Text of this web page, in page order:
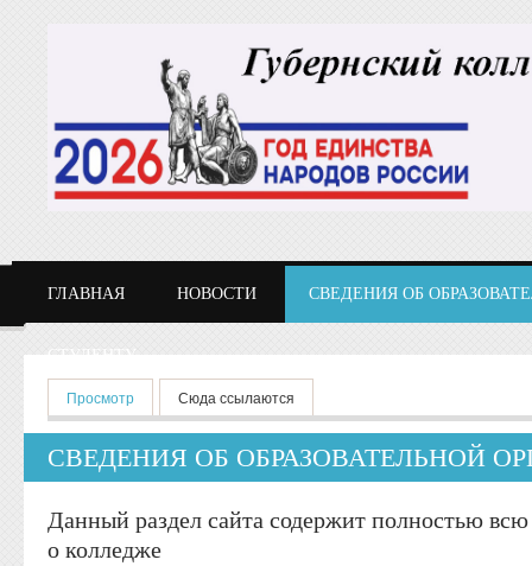
ГЛАВНАЯ НОВОСТИ СВЕДЕНИЯ ОБ
СТУДЕНТУ
Главные вкладки
Просмотр (активная вкладка)
Сюда ссылаются
СВЕДЕНИЯ ОБ ОБРАЗОВАТЕЛЬНОЙ
Данный раздел сайта содержит полностью
о колледже